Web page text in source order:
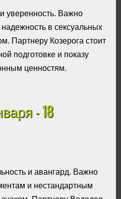
уверенность. Важно
надежность в сексуальных
Партнеру Козерога стоит
подготовке и показу
ценностям.
- 18
и авангард. Важно
и нестандартным